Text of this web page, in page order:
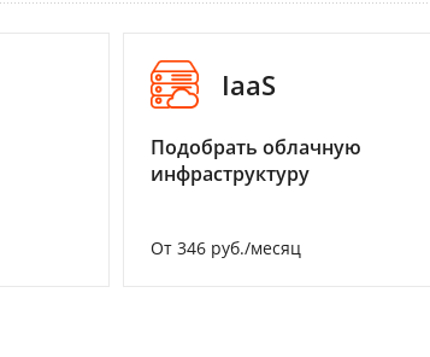
IaaS
Подобрать облачную
инфраструктуру
От 346 руб./месяц